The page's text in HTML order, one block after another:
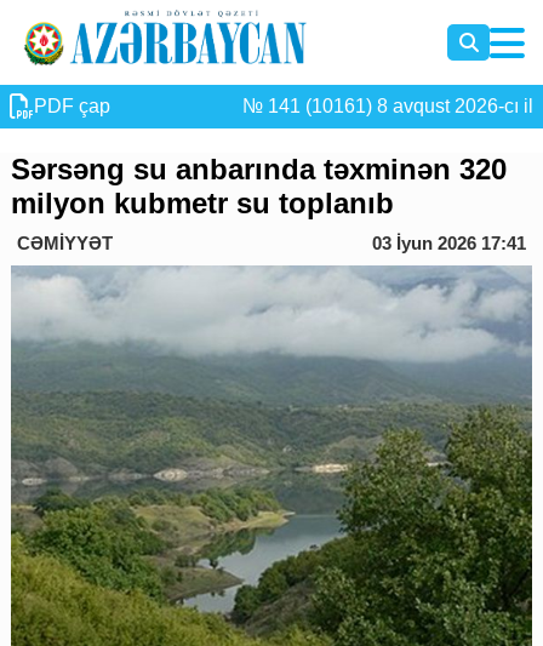
PDF çap № 141 (10161) 8 avqust 2026-cı il
Sərsəng su anbarında təxminən 320
milyon kubmetr su toplanıb
CƏMİYYƏT 03 İyun 2026 17:41